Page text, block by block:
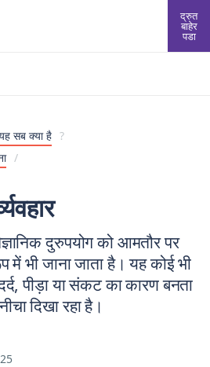
द्रुत
बाहेर
पडा
सब क्या है ?
/
दुरुपयोग को आमतौर पर
भी जाना जाता है। यह कोई भी
पीड़ा या संकट का कारण बनता
दिखा रहा है।